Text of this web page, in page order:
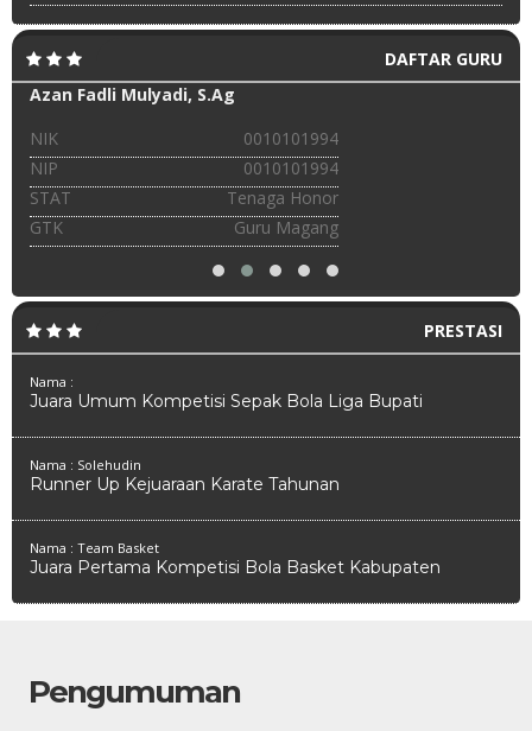
DAFTAR GURU
Azan Fadli Mulyadi, S.Ag
NIK
0010101994
NIP
0010101994
STAT
Tenaga Honor
GTK
Guru Magang
PRESTASI
Nama :
Juara Umum Kompetisi Sepak Bola Liga Bupati
Nama : Solehudin
Runner Up Kejuaraan Karate Tahunan
Nama : Team Basket
Juara Pertama Kompetisi Bola Basket Kabupaten
Pengumuman